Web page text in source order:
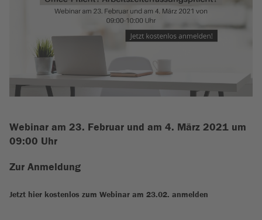
Webinar am 23. Februar und am 4. März 2021 um
09:00 Uhr
Zur Anmeldung
Jetzt hier kostenlos zum Webinar am 23.02. anmelden